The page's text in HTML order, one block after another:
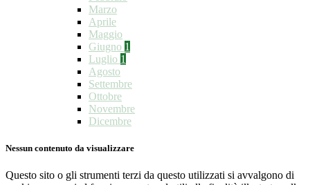
Marzo
Aprile
Maggio
Giugno 1
Luglio 1
Agosto
Settembre
Ottobre
Novembre
Dicembre
Nessun contenuto da visualizzare
Questo sito o gli strumenti terzi da questo utilizzati si avvalgono di